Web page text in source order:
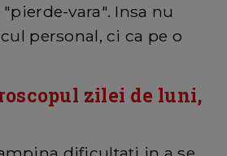
vara". Insa nu
personal, ci ca pe o
zilei de luni,